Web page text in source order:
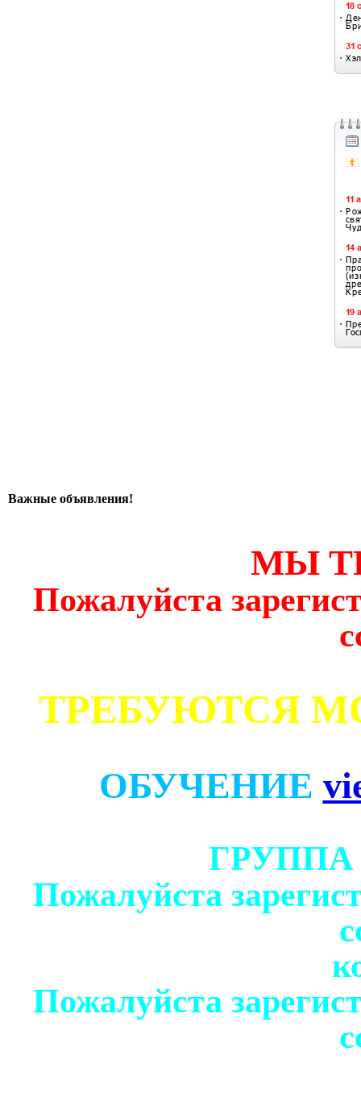
Важные объявления!
МЫ
Пожалуйста
ТРЕБУЮТСЯ
ОБУЧЕНИЕ
Пожалуйста
Пожалуйста